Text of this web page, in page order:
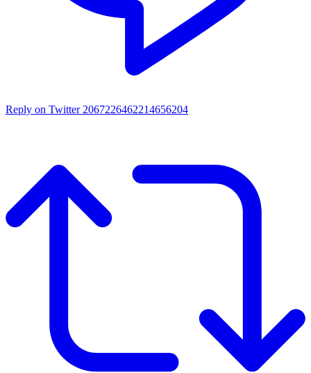
Reply on Twitter 2067226462214656204